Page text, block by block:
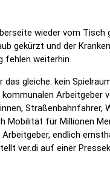
wieder vom
gekürzt und der
fehlen weiterhin.
gleiche: kein
Arbeitgeber
Mobilität für Millionen
endlich
ver.di auf einer